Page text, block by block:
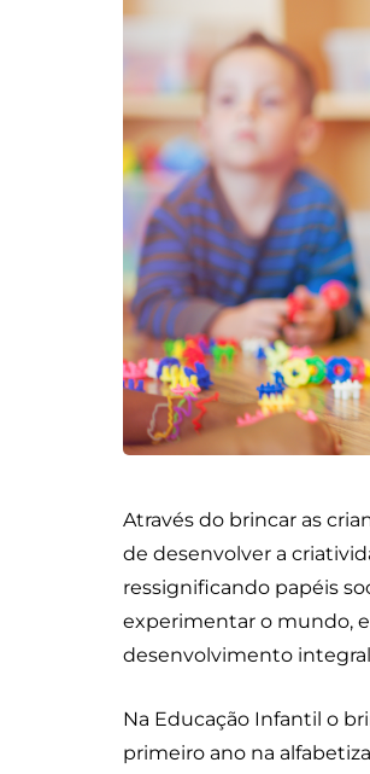
Através do brincar as
de desenvolver a
ressignificando papéis
experimentar o mundo,
desenvolvimento integral
Na Educação Infantil o
primeiro ano na